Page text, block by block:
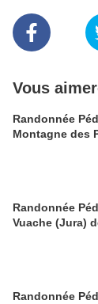
Vous
Randonnée
Montagne des
Randonnée
Vuache (Jura)
Randonnée